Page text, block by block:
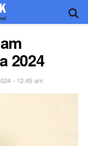
2024
- 12:45 am